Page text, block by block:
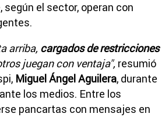
según el sector, operan con
arriba, cargados de restricciones
juegan con ventaja", resumió
Miguel Ángel Aguilera, durante
los medios. Entre los
pancartas con mensajes en